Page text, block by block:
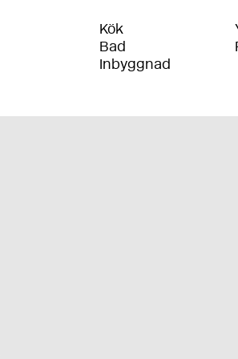
Kök
Bad
Inbyggnad